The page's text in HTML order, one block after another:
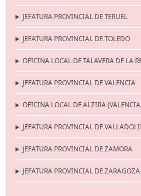
JEFATURA PROVINCIAL DE TERUEL
JEFATURA PROVINCIAL DE TOLEDO
OFICINA LOCAL DE TALAVERA DE LA
JEFATURA PROVINCIAL DE VALENCIA
OFICINA LOCAL DE ALZIRA
JEFATURA PROVINCIAL DE
JEFATURA PROVINCIAL DE ZAMORA
JEFATURA PROVINCIAL DE ZARAGOZA